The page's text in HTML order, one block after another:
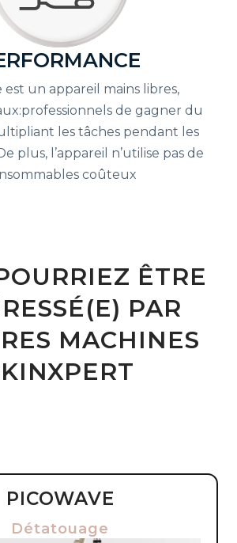
un appareil mains libres,
de gagner du
les tâches pendant les
plus, l’appareil n’utilise pas de
coûteux
ÊTRE
PAR
MACHINES
PICOWAVE
Détatouage